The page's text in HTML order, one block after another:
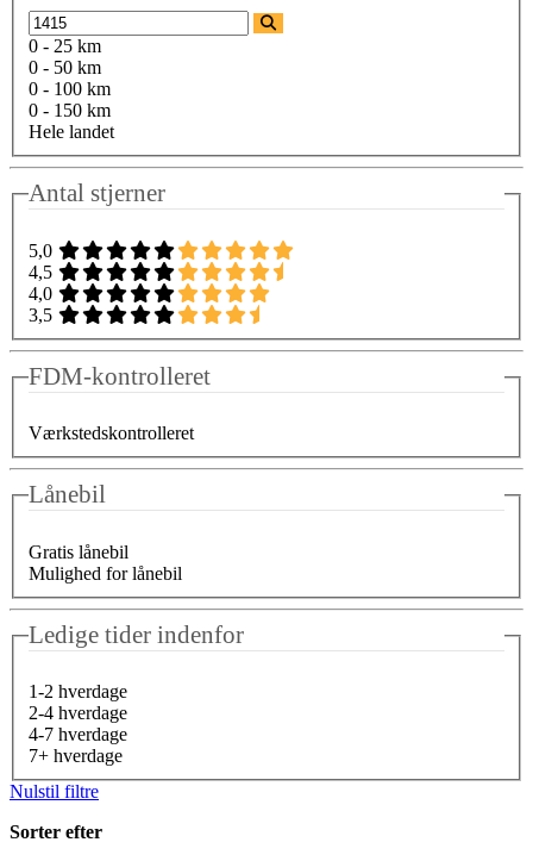
0 - 25 km
0 - 50 km
0 - 100 km
0 - 150 km
Hele landet
Antal stjerner
5,0
4,5
4,0
3,5
FDM-kontrolleret
Værkstedskontrolleret
Lånebil
Gratis lånebil
Mulighed for lånebil
Ledige tider indenfor
1-2 hverdage
2-4 hverdage
4-7 hverdage
7+ hverdage
Nulstil filtre
Sorter efter